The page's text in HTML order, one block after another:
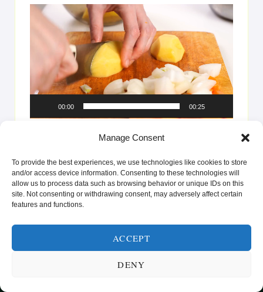
Manage Consent
To provide the best experiences, we use technologies like cookies to store
and/or access device information. Consenting to these technologies will
allow us to process data such as browsing behavior or unique IDs on this
site. Not consenting or withdrawing consent, may adversely affect certain
features and functions.
ACCEPT
DENY
Videoavspiller
00:00 00:25
og styrke i hverdagen. Enten du er ute etter raske løsninger
dine helse- og livsstilsmål.”